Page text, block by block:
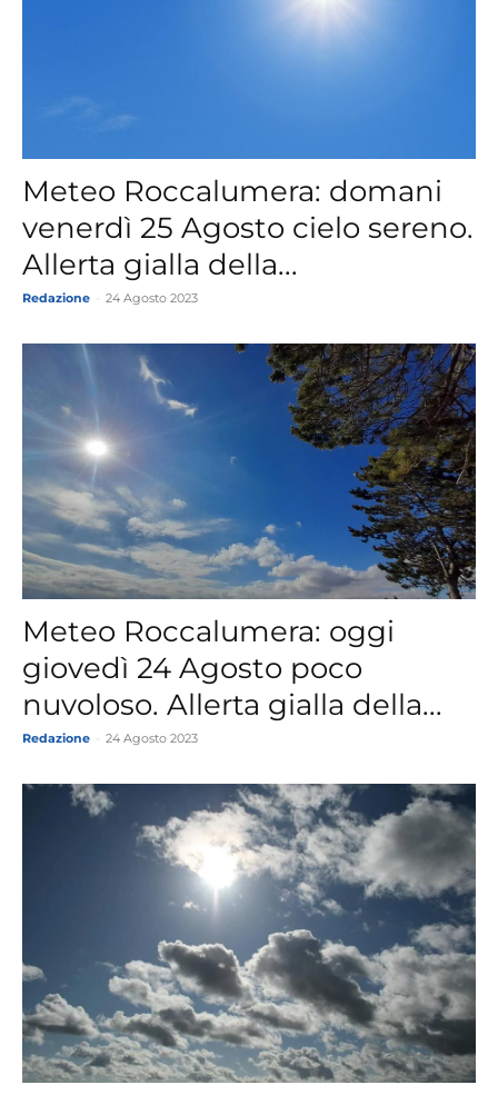
Meteo Roccalumera: domani
venerdì 25 Agosto cielo sereno.
Allerta gialla della...
Redazione 24 Agosto 2023
Meteo Roccalumera: oggi
giovedì 24 Agosto poco
nuvoloso. Allerta gialla della...
Redazione 24 Agosto 2023